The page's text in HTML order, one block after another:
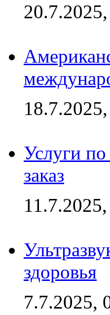
Услуги по
заказ
здоровья
7.7.2025,